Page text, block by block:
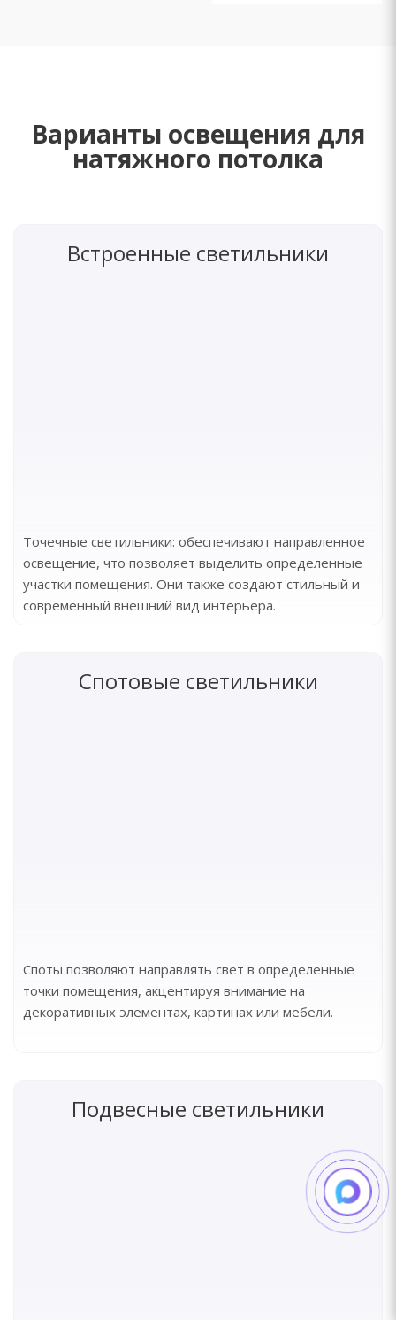
Варианты освещения для
натяжного потолка
Встроенные светильники
Точечные светильники: обеспечивают направленное
освещение, что позволяет выделить определенные
участки помещения. Они также создают стильный и
современный внешний вид интерьера.
Спотовые светильники
Споты позволяют направлять свет в определенные
точки помещения, акцентируя внимание на
декоративных элементах, картинах или мебели.
Подвесные светильники